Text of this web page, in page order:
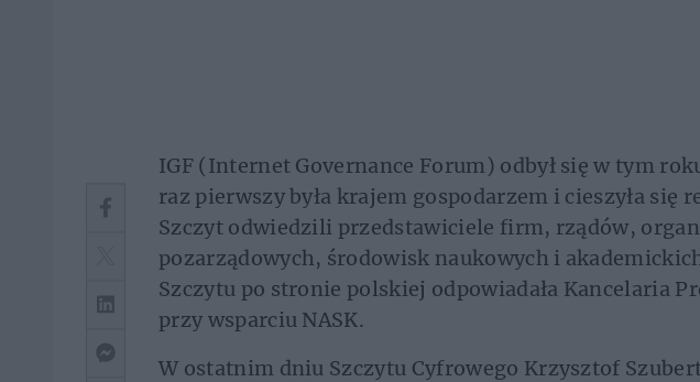
IGF (Internet Governance Forum) odbył się w tym
raz pierwszy była krajem gospodarzem i cieszyła się
Szczyt odwiedzili przedstawiciele firm, rządów,
pozarządowych, środowisk naukowych i
Szczytu po stronie polskiej odpowiadała Kancelaria
przy wsparciu NASK.
W ostatnim dniu Szczytu Cyfrowego Krzysztof